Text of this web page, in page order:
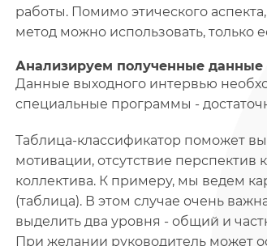
работы. Помимо этического
метод можно использовать, только
Анализируем полученные данные
Данные выходного интервью
специальные программы -
Таблица-классификатор поможет
мотивации, отсутствие
коллектива. К примеру, мы ведем
(таблица). В этом случае очень
выделить два уровня - общий и
При желании руководитель может